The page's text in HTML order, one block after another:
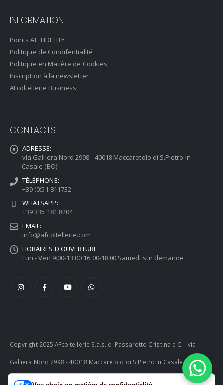
INFORMATION
Points AF_FIDELITY
Politique de Condifentialité
Politique en Matière de Cookies
Inscription à la newsletter
AFcoltellerie Business
CONTACTS
ADRESSE:
via Galliera Nord 2998 - 40018 Maccaretolo di S.Pietro in
Casale (BO)
TÉLÉPHONE:
+39 (0)51 811732
WHATSAPP:
+39 335 181 8204
EMAIL:
info@afcoltellerie.com
HORAIRES D'OUVERTURE:
Lun - Ven 9:00-13:00 16:00-18:00 Samedi sur demande
Copyright 2025 AFcoltellerie S.a.s. di Passarotto Cristina e C. - via
Galliera Nord 2998 - 40018 Maccaretolo di S.Pietro in Casale (BO) -
ITALY P.I. 04230081202 | tel. +39 051 811732 | e-mail: